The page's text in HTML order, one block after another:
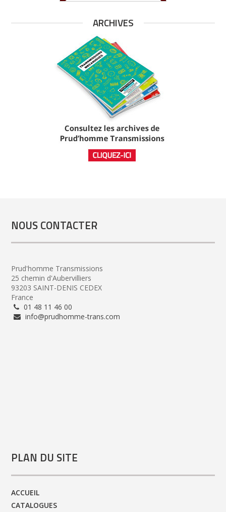
ARCHIVES
NOUS CONTACTER
Prud'homme Transmissions
25 chemin d'Aubervilliers
93203 SAINT-DENIS CEDEX
France
01 48 11 46 00
info@prudhomme-trans.com
PLAN DU SITE
ACCUEIL
CATALOGUES